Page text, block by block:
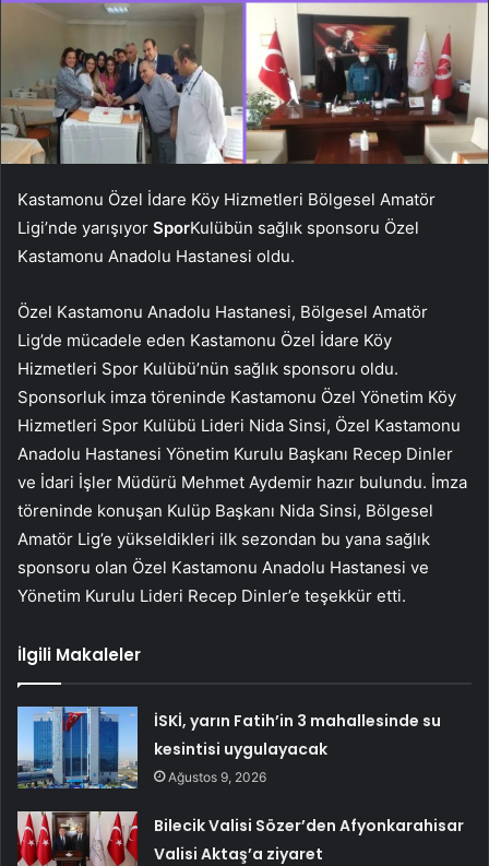
Kastamonu Özel İdare Köy Hizmetleri Bölgesel Amatör
Ligi’nde yarışıyor SporKulübün sağlık sponsoru Özel
Kastamonu Anadolu Hastanesi oldu.
Özel Kastamonu Anadolu Hastanesi, Bölgesel Amatör
Lig’de mücadele eden Kastamonu Özel İdare Köy
Hizmetleri Spor Kulübü’nün sağlık sponsoru oldu.
Sponsorluk imza töreninde Kastamonu Özel Yönetim Köy
Hizmetleri Spor Kulübü Lideri Nida Sinsi, Özel Kastamonu
Anadolu Hastanesi Yönetim Kurulu Başkanı Recep Dinler
ve İdari İşler Müdürü Mehmet Aydemir hazır bulundu. İmza
töreninde konuşan Kulüp Başkanı Nida Sinsi, Bölgesel
Amatör Lig’e yükseldikleri ilk sezondan bu yana sağlık
sponsoru olan Özel Kastamonu Anadolu Hastanesi ve
Yönetim Kurulu Lideri Recep Dinler’e teşekkür etti.
İlgili Makaleler
İSKİ, yarın Fatih’in 3 mahallesinde su
kesintisi uygulayacak
Ağustos 9, 2026
Bilecik Valisi Sözer’den Afyonkarahisar
Valisi Aktaş’a ziyaret